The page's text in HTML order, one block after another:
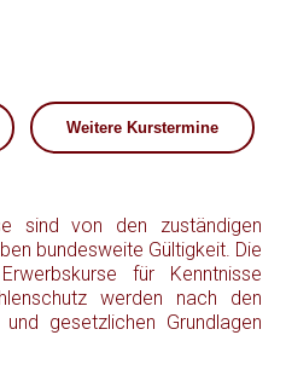
Weitere Kurstermine
sind von den zuständigen
bundesweite Gültigkeit. Die
für Kenntnisse
werden nach den
gesetzlichen Grundlagen